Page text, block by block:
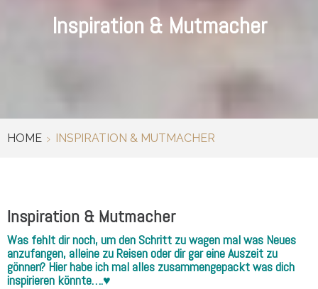
Inspiration & Mutmacher
HOME INSPIRATION & MUTMACHER
Inspiration & Mutmacher
Was fehlt dir noch, um den Schritt zu wagen mal was Neues
anzufangen, alleine zu Reisen oder dir gar eine Auszeit zu
gönnen? Hier habe ich mal alles zusammengepackt was dich
inspirieren könnte….♥